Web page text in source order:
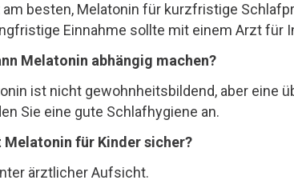
am besten, Melatonin für kurzfristige
Einnahme sollte mit einem Arzt für
Melatonin abhängig machen?
ist nicht gewohnheitsbildend, aber eine
Sie eine gute Schlafhygiene an.
Melatonin für Kinder sicher?
ärztlicher Aufsicht.